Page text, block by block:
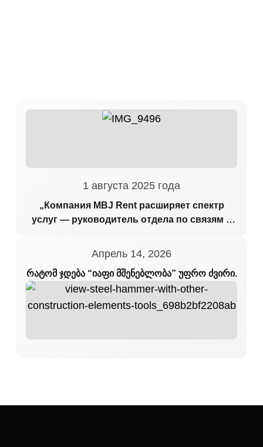
1 августа 2025 года
„Компания MBJ Rent расширяет спектр
услуг — руководитель отдела по связям с
Апрель 14, 2026
რატომ ჯდება “იაფი მშენებლობა” უფრო ძვირი.